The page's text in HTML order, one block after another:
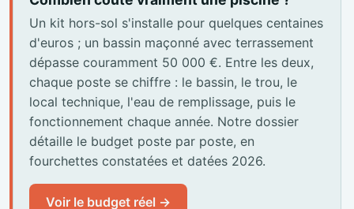
Un kit hors-sol s'installe pour quelques centaines
d'euros ; un bassin maçonné avec terrassement
dépasse couramment 50 000 €. Entre les deux,
chaque poste se chiffre : le bassin, le trou, le
local technique, l'eau de remplissage, puis le
fonctionnement chaque année. Notre dossier
détaille le budget poste par poste, en
fourchettes constatées et datées 2026.
Voir le budget réel →